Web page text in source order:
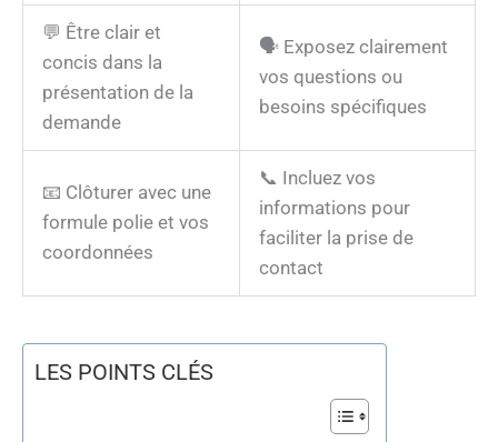
💬 Être clair et
concis dans la
présentation de la
demande
🗣️ Exposez clairement
vos questions ou
besoins spécifiques
📧 Clôturer avec une
formule polie et vos
coordonnées
📞 Incluez vos
informations pour
faciliter la prise de
contact
LES POINTS CLÉS